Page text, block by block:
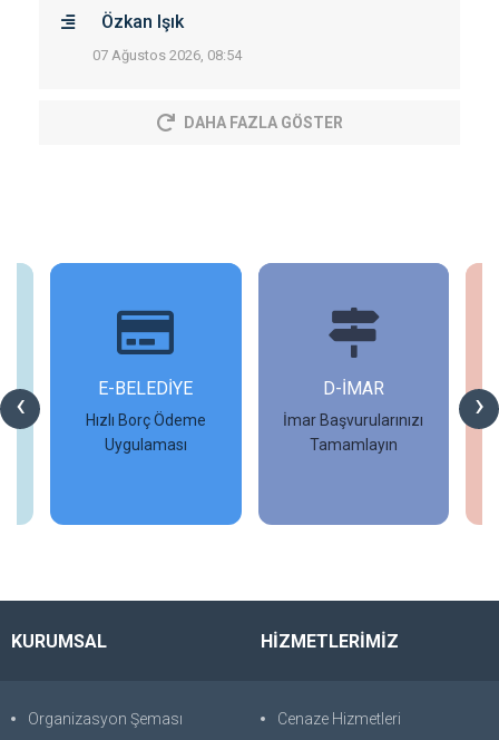
Özkan Işık
07 Ağustos 2026, 08:54
DAHA FAZLA GÖSTER
‹ ›
E-BELEDİYE
Hızlı Borç Ödeme
Uygulaması
D-İMAR
İmar Başvurularınızı
Tamamlayın
KURUMSAL
Organizasyon Şeması
HİZMETLERİMİZ
Cenaze Hizmetleri